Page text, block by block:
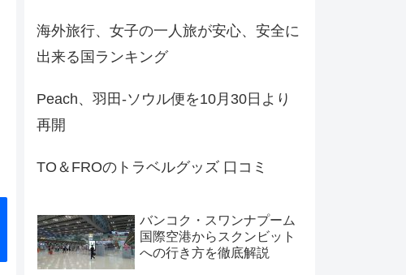
海外旅行、女子の一人旅が安心、安全に
出来る国ランキング
Peach、羽田-ソウル便を10月30日より
再開
TO＆FROのトラベルグッズ 口コミ
バンコク・スワンナプーム
国際空港からスクンビット
への行き方を徹底解説